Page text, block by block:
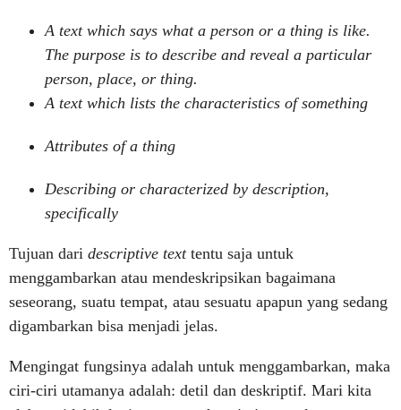
A text which says what a person or a thing is like.
The purpose is to describe and reveal a particular
person, place, or thing.
A text which lists the characteristics of something
Attributes of a thing
Describing or characterized by description,
specifically
Tujuan dari descriptive text tentu saja untuk
menggambarkan atau mendeskripsikan bagaimana
seseorang, suatu tempat, atau sesuatu apapun yang sedang
digambarkan bisa menjadi jelas.
Mengingat fungsinya adalah untuk menggambarkan, maka
ciri-ciri utamanya adalah: detil dan deskriptif. Mari kita